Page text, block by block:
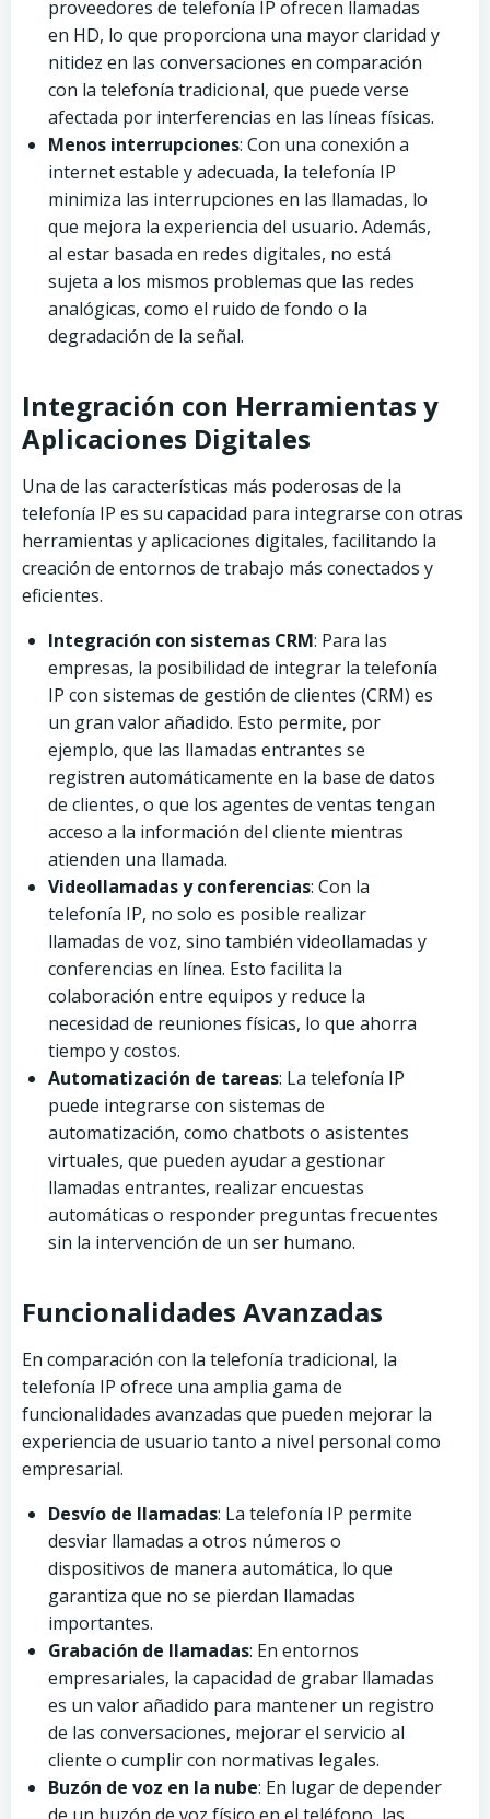
proveedores de telefonía IP ofrecen llamadas
en HD, lo que proporciona una mayor claridad y
nitidez en las conversaciones en comparación
con la telefonía tradicional, que puede verse
afectada por interferencias en las líneas físicas.
Menos interrupciones: Con una conexión a
internet estable y adecuada, la telefonía IP
minimiza las interrupciones en las llamadas, lo
que mejora la experiencia del usuario. Además,
al estar basada en redes digitales, no está
sujeta a los mismos problemas que las redes
analógicas, como el ruido de fondo o la
degradación de la señal.
Integración con Herramientas y
Aplicaciones Digitales
Una de las características más poderosas de la
telefonía IP es su capacidad para integrarse con otras
herramientas y aplicaciones digitales, facilitando la
creación de entornos de trabajo más conectados y
eficientes.
Integración con sistemas CRM: Para las
empresas, la posibilidad de integrar la telefonía
IP con sistemas de gestión de clientes (CRM) es
un gran valor añadido. Esto permite, por
ejemplo, que las llamadas entrantes se
registren automáticamente en la base de datos
de clientes, o que los agentes de ventas tengan
acceso a la información del cliente mientras
atienden una llamada.
Videollamadas y conferencias: Con la
telefonía IP, no solo es posible realizar
llamadas de voz, sino también videollamadas y
conferencias en línea. Esto facilita la
colaboración entre equipos y reduce la
necesidad de reuniones físicas, lo que ahorra
tiempo y costos.
Automatización de tareas: La telefonía IP
puede integrarse con sistemas de
automatización, como chatbots o asistentes
virtuales, que pueden ayudar a gestionar
llamadas entrantes, realizar encuestas
automáticas o responder preguntas frecuentes
sin la intervención de un ser humano.
Funcionalidades Avanzadas
En comparación con la telefonía tradicional, la
telefonía IP ofrece una amplia gama de
funcionalidades avanzadas que pueden mejorar la
experiencia de usuario tanto a nivel personal como
empresarial.
Desvío de llamadas: La telefonía IP permite
desviar llamadas a otros números o
dispositivos de manera automática, lo que
garantiza que no se pierdan llamadas
importantes.
Grabación de llamadas: En entornos
empresariales, la capacidad de grabar llamadas
es un valor añadido para mantener un registro
de las conversaciones, mejorar el servicio al
cliente o cumplir con normativas legales.
Buzón de voz en la nube: En lugar de depender